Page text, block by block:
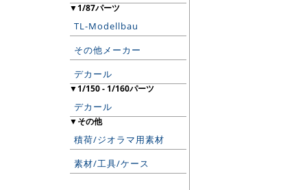
▼1/87パーツ
TL-Modellbau
その他メーカー
デカール
▼1/150 - 1/160パーツ
デカール
▼その他
積荷/ジオラマ用素材
素材/工具/ケース